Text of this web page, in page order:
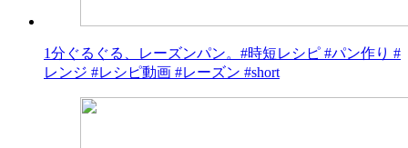
1分ぐるぐる、レーズンパン。#時短レシピ #パン作り #
レンジ #レシピ動画 #レーズン #short